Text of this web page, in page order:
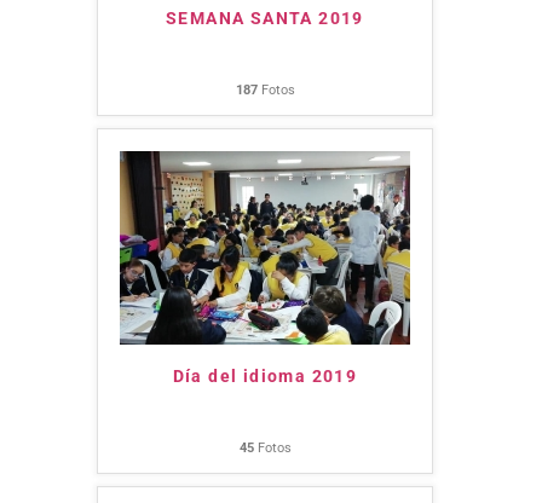
SEMANA SANTA 2019
187Fotos
Día del idioma 2019
45Fotos